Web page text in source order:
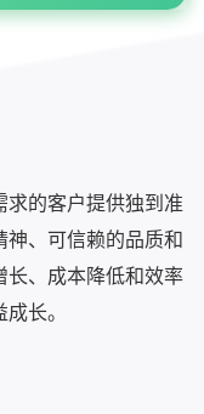
的客户提供独到准
、可信赖的品质和
长、成本降低和效率
长。